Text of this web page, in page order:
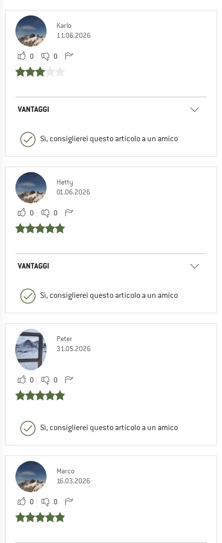
Karlo
11.06.2026
0 0
VANTAGGI
Sì, consiglierei questo articolo a un amico
Hetty
01.06.2026
0 0
VANTAGGI
Sì, consiglierei questo articolo a un amico
Peter
31.05.2026
0 0
Sì, consiglierei questo articolo a un amico
Marco
16.03.2026
0 0